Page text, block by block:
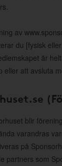
av
du [fysisk
är
att avsluta
blir
varandras
på
partners som